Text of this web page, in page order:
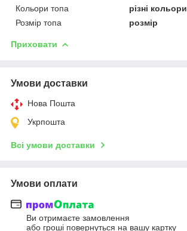
Кольори топа
різні кольори
Розмір топа
розмір
Приховати
Умови доставки
Нова Пошта
Укрпошта
Всі умови доставки
Умови оплати
Ви отримаєте замовлення
або гроші повернуться на вашу картку